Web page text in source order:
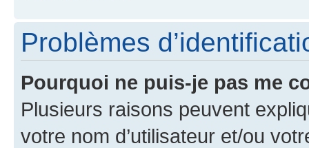
Problèmes
Pourquoi ne puis-je pas me
Plusieurs raisons peuvent
votre nom d’utilisateur et/ou